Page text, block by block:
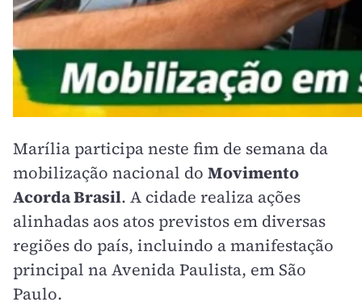
Marília participa neste fim de semana da
mobilização nacional do Movimento
Acorda Brasil. A cidade realiza ações
alinhadas aos atos previstos em diversas
regiões do país, incluindo a manifestação
principal na Avenida Paulista, em São
Paulo.